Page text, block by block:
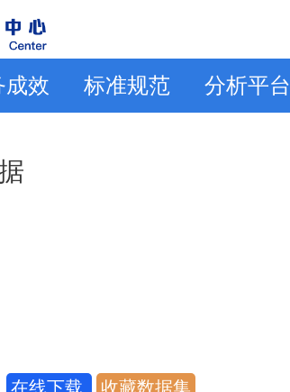
成效 标准规范 分析平台
在线下载 收藏数据集